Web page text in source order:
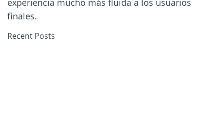
experiencia mucho más fluida a los usuarios
finales.
Recent Posts